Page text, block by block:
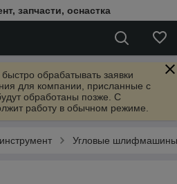
запчасти, оснастка
обрабатывать заявки
для компании, присланные с
обработаны позже. С
работу в обычном режиме.
Угловые шлифмашины